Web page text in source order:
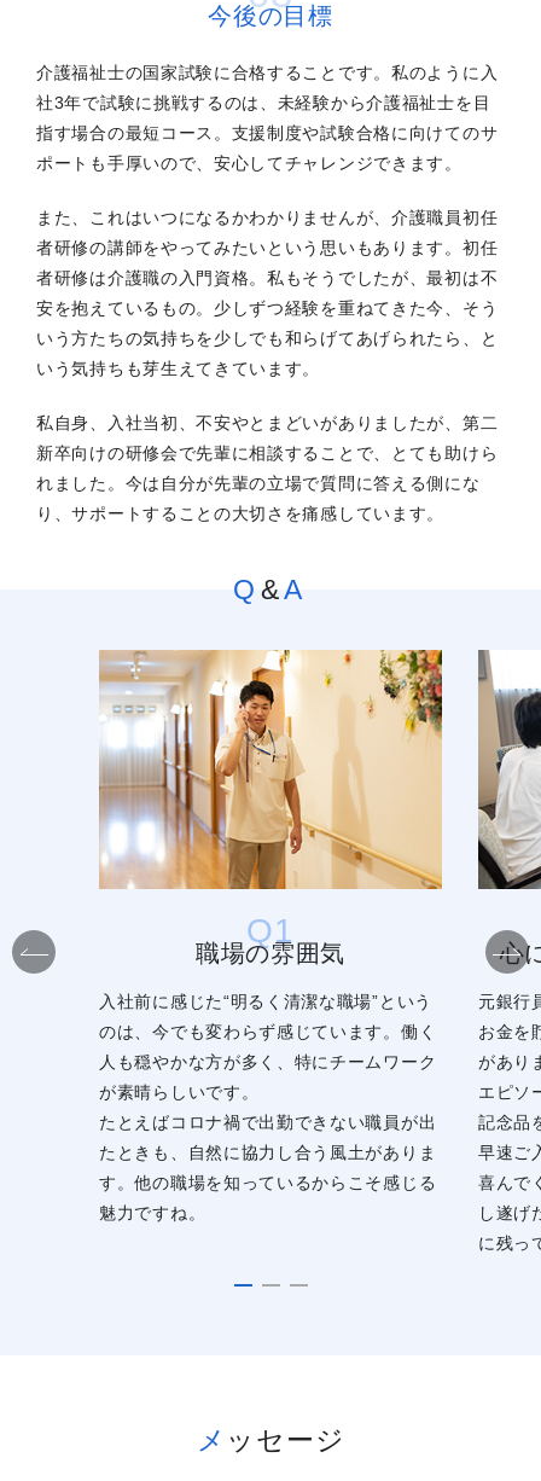
今後の目標
介護福祉士の国家試験に合格することです。私のように入
社3年で試験に挑戦するのは、未経験から介護福祉士を目
指す場合の最短コース。支援制度や試験合格に向けてのサ
ポートも手厚いので、安心してチャレンジできます。
また、これはいつになるかわかりませんが、介護職員初任
者研修の講師をやってみたいという思いもあります。初任
者研修は介護職の入門資格。私もそうでしたが、最初は不
安を抱えているもの。少しずつ経験を重ねてきた今、そう
いう方たちの気持ちを少しでも和らげてあげられたら、と
いう気持ちも芽生えてきています。
私自身、入社当初、不安やとまどいがありましたが、第二
新卒向けの研修会で先輩に相談することで、とても助けら
れました。今は自分が先輩の立場で質問に答える側にな
り、サポートすることの大切さを痛感しています。
Q &A
Q1
職場の雰囲気
入社前に感じた“明るく清潔な職場”という
のは、今でも変わらず感じています。働く
人も穏やかな方が多く、特にチームワーク
が素晴らしいです。
たとえばコロナ禍で出勤できない職員が出
たときも、自然に協力し合う風土がありま
す。他の職場を知っているからこそ感じる
魅力ですね。
心
元銀行
お金を
があり
エピソ
記念品
早速ご
喜んで
し遂げ
に残っ
メッセージ